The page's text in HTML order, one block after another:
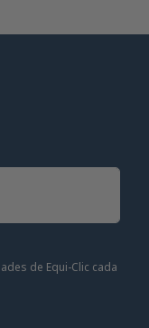
de Equi-Clic cada